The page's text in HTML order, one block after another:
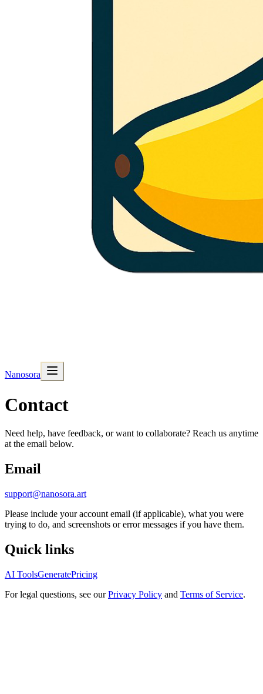
Nanosora
Contact
Need help, have feedback, or want to collaborate? Reach us anytime
at the email below.
Email
support@nanosora.art
Please include your account email (if applicable), what you were
trying to do, and screenshots or error messages if you have them.
Quick links
AI ToolsGeneratePricing
For legal questions, see our Privacy Policy and Terms of Service.